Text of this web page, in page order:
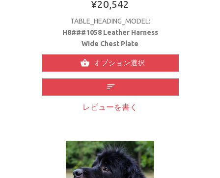
¥20,542
TABLE_HEADING_MODEL:
H8###1058 Leather Harness
Wide Chest Plate
オプション選択
レビューを書く